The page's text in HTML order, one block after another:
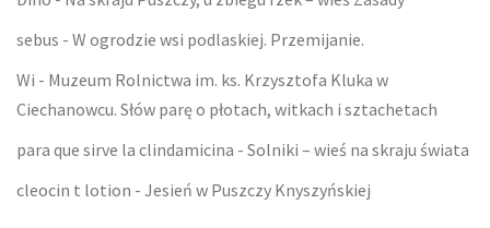
sebus - W ogrodzie wsi podlaskiej. Przemijanie.
Wi - Muzeum Rolnictwa im. ks. Krzysztofa Kluka w
Ciechanowcu. Słów parę o płotach, witkach i sztachetach
para que sirve la clindamicina - Solniki – wieś na skraju świata
cleocin t lotion - Jesień w Puszczy Knyszyńskiej